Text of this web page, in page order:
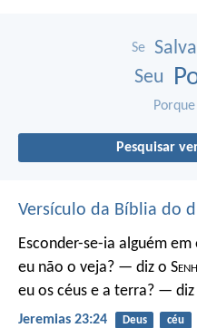
Se
Seu
Porque
Pesquisar
Versículo da Bíblia do
Esconder-se-ia alguém
eu não o veja? — diz o S
eu os céus e a terra? — diz
Jeremias 23:24 Deus céu